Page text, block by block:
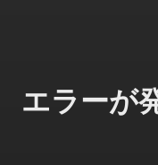
エラーが